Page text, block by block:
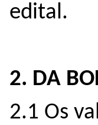
edital.
2. DA
2.1 Os